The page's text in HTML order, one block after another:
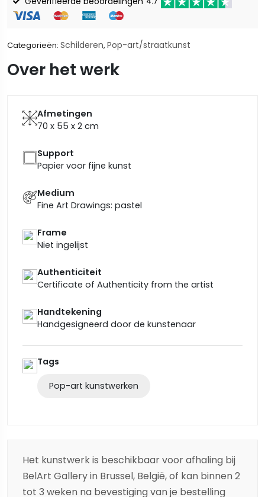
Categorieën: Schilderen, Pop-art/straatkunst
Over het werk
Afmetingen
70 x 55 x 2 cm
Support
Papier voor fijne kunst
Medium
Fine Art Drawings: pastel
Frame
Niet ingelijst
Authenticiteit
Certificate of Authenticity from the artist
Handtekening
Handgesigneerd door de kunstenaar
Tags
Pop-art kunstwerken
Het kunstwerk is beschikbaar voor afhaling bij
BelArt Gallery in Brussel, België, of kan binnen 2
tot 3 weken na bevestiging van je bestelling